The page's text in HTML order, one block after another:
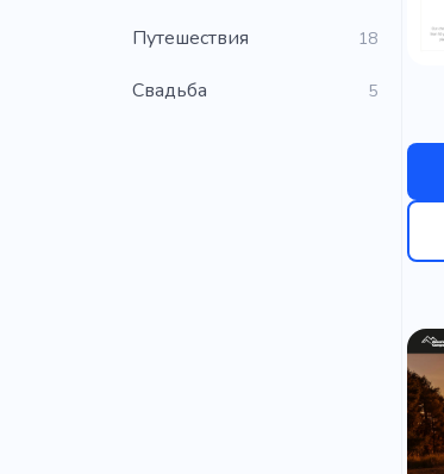
Путешествия 18
Свадьба 5